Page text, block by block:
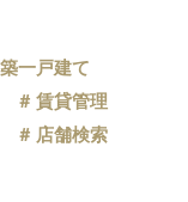
一戸建て
賃貸管理
店舗検索